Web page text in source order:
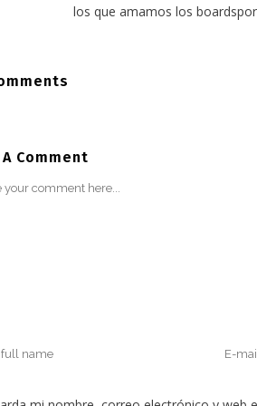
los que amamos los
Comment